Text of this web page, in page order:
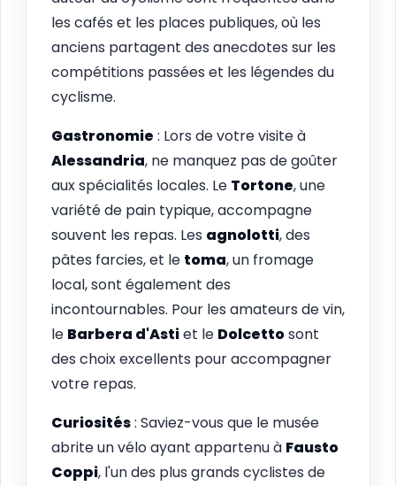
les cafés et les places publiques, où les
anciens partagent des anecdotes sur les
compétitions passées et les légendes du
cyclisme.
Gastronomie : Lors de votre visite à
Alessandria, ne manquez pas de goûter
aux spécialités locales. Le Tortone, une
variété de pain typique, accompagne
souvent les repas. Les agnolotti, des
pâtes farcies, et le toma, un fromage
local, sont également des
incontournables. Pour les amateurs de vin,
le Barbera d'Astiet le Dolcettosont
des choix excellents pour accompagner
votre repas.
Curiosités: Saviez-vous que le musée
abrite un vélo ayant appartenu à Fausto
Coppi, l'un des plus grands cyclistes de